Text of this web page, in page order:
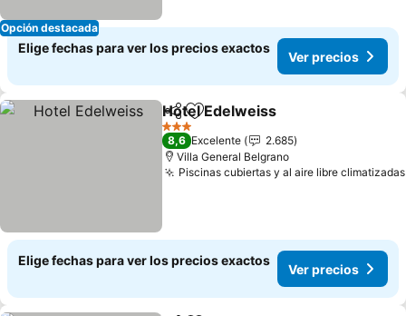
Opción destacada
Elige fechas para ver los precios exactos
Ver precios
CompartirAgregar a favoritos
Hotel Edelweiss
3 Estrellas
8,6 Excelente
2.685
Villa General Belgrano
Piscinas cubiertas y al aire libre climatizadas
Elige fechas para ver los precios exactos
Ver precios